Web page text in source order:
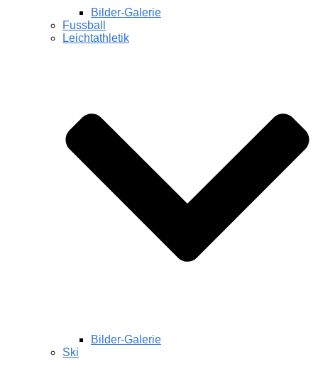
Bilder-Galerie
Fussball
Leichtathletik
Bilder-Galerie
Ski